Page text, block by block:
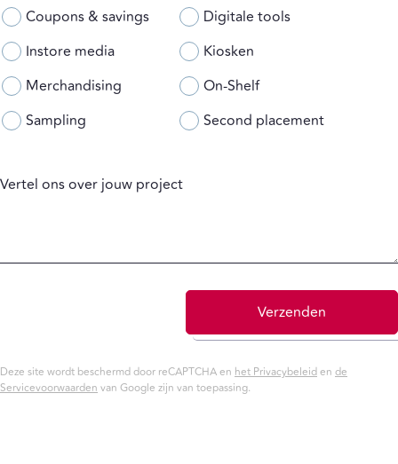
Coupons & savings
Digitale tools
Instore media
Kiosken
Merchandising
On-Shelf
Sampling
Second placement
Vertel ons over jouw project
Verzenden
Deze site wordt beschermd door reCAPTCHA en het Privacybeleiden de
Servicevoorwaarden van Google zijn van toepassing.